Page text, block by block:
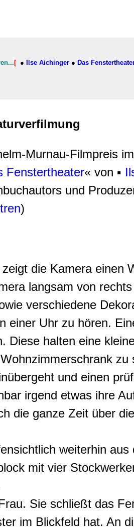
... [ ● Ilse Aichinger ● Das
Murnau-Filmpreis
Fenstertheater« von ▪
und
)
zeigt die Kamera einen
langsam von
verschiedene
einer Uhr zu hören.
Diese halten eine
und einen
irgend etwas ihre
die ganze Zeit über
weiterhin
mit vier
Sie schließt das
im Blickfeld hat. An